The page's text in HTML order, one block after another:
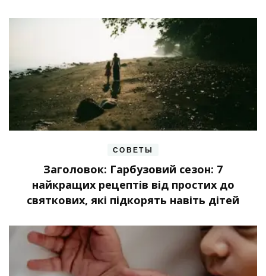
СОВЕТЫ
Заголовок: Гарбузовий сезон: 7
найкращих рецептів від простих до
святкових, які підкорять навіть дітей